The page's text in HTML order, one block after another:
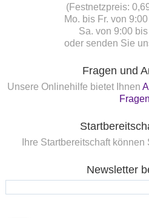
(Festnetzpreis:
Mo. bis Fr. von
Sa. von 9:00
oder senden Sie
Fragen und
Unsere Onlinehilfe bietet Ihnen
Ihre Startbereitschaft können
Newsletter